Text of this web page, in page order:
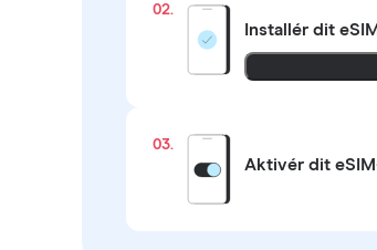
02.
Installér dit
03.
Aktivér dit